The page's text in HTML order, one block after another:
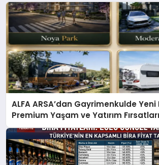
ALFA ARSA’dan Gayrimenkulde Yeni
Premium Yaşam ve Yatırım